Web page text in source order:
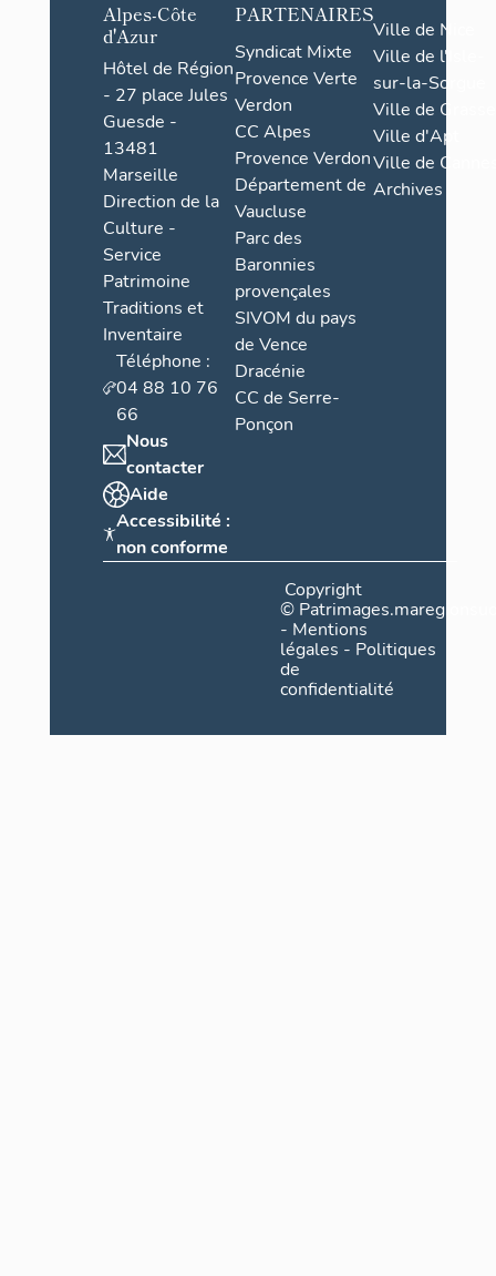
Alpes-Côte
d'Azur
Hôtel de Région
- 27 place Jules
Guesde -
13481
Marseille
Direction de la
Culture -
Service
Patrimoine
Traditions et
Inventaire
Téléphone :
04 88 10 76
66
Nous
contacter
Aide
Accessibilité :
non conforme
PARTENAIRES
Syndicat Mixte
Provence Verte
Verdon
CC Alpes
Provence Verdon
Département de
Vaucluse
Parc des
Baronnies
provençales
SIVOM du pays
de Vence
Dracénie
CC de Serre-
Ponçon
Ville de Nice
Ville de l'Isle-
sur-la-Sorgue
Ville de Grasse
Ville d'Apt
Ville de
Archives
Copyright
©
- Mentions
légales - Politiques
de
confidentialité